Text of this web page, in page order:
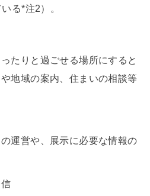
る*注2）。
たりと過ごせる場所にすると
地域の案内、住まいの相談等
運営や、展示に必要な情報の